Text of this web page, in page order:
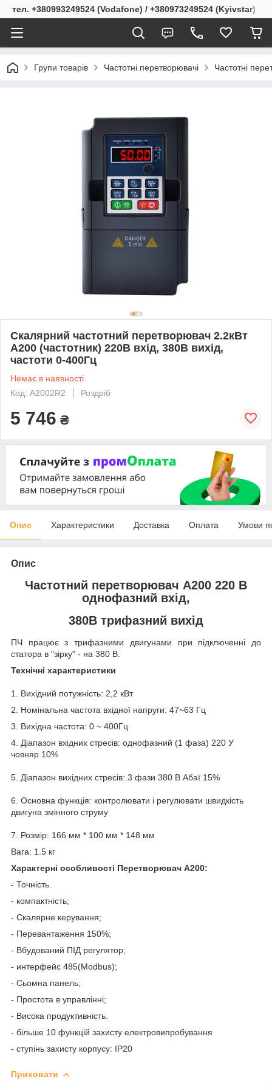
тел. +380993249524 (Vodafone) / +380973249524 (Kyivstar)
Групи товарів Частотні перетворювачі Частотні
Скалярний частотний перетворювач 2.2кВт
A200 (частотник) 220В вхід, 380В вихід,
частоти 0-400Гц
Немає в наявності
Код: A2002R2
Роздріб
5 746 ₴
Опис Характеристики Доставка Оплата Умови
Опис
Частотний перетворювач A200 220 В
однофазний вхід,
380В трифазний вихід
ПЧ працює з трифазними двигунами при підключенні до
статора в "зірку" - на 380 В.
Технічні характеристики
1. Вихідний потужність: 2,2 кВт
2. Номінальна частота вхідної напруги: 47~63 Гц
3. Вихідна частота: 0 ~ 400Гц
4. Діапазон вхідних стресів: однофазний (1 фаза) 220 У
човняр 10%
5. Діапазон вихідних стресів: 3 фази 380 В Абаї 15%
6. Основна функція: контролювати і регулювати швидкість
двигуна змінного струму
7. Розмір: 166 мм * 100 мм * 148 мм
Вага: 1.5 кг
Характерні особливості Перетворювач A200:
- Точність.
- компактність;
- Скалярне керування;
- Перевантаження 150%;
- Вбудований ПІД регулятор;
- интерфейс 485(Modbus);
- Сьомна панель;
- Простота в управлінні;
- Висока продуктивність.
- більше 10 функцій захисту електровипробування
- ступінь захисту корпусу: IP20
Приховати